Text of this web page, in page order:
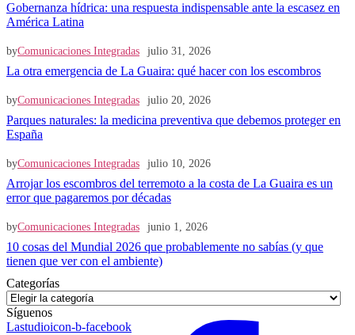
Gobernanza hídrica: una respuesta indispensable ante la escasez en
América Latina
byComunicaciones Integradas julio 31, 2026
La otra emergencia de La Guaira: qué hacer con los escombros
byComunicaciones Integradas julio 20, 2026
Parques naturales: la medicina preventiva que debemos proteger en
España
byComunicaciones Integradas julio 10, 2026
Arrojar los escombros del terremoto a la costa de La Guaira es un
error que pagaremos por décadas
byComunicaciones Integradas junio 1, 2026
10 cosas del Mundial 2026 que probablemente no sabías (y que
tienen que ver con el ambiente)
Categorías
Categorías
Síguenos
Lastudioicon-b-facebook